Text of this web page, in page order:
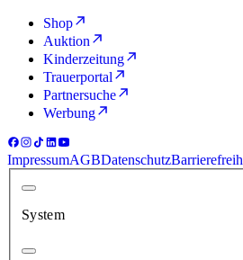
Shop
Auktion
Kinderzeitung
Trauerportal
Partnersuche
Werbung
ImpressumAGBDatenschutz
System